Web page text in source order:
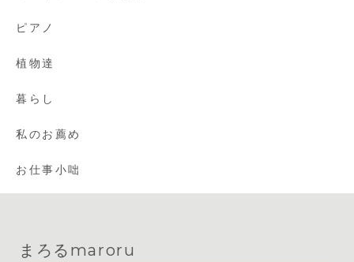
ピアノ
植物達
暮らし
私のお薦め
お仕事小咄
まろるmaroru